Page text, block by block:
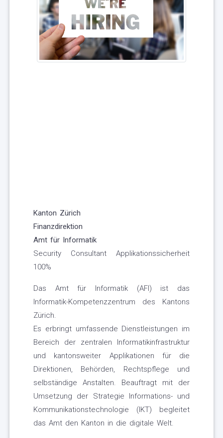
Kanton Zürich
Finanzdirektion
Amt für Informatik
Security Consultant Applikationssicherheit
100%
Das Amt für Informatik (AFI) ist das
Informatik-Kompetenzzentrum des Kantons
Zürich.
Es erbringt umfassende Dienstleistungen im
Bereich der zentralen Informatikinfrastruktur
und kantonsweiter Applikationen für die
Direktionen, Behörden, Rechtspflege und
selbständige Anstalten. Beauftragt mit der
Umsetzung der Strategie Informations- und
Kommunikationstechnologie (IKT) begleitet
das Amt den Kanton in die digitale Welt.